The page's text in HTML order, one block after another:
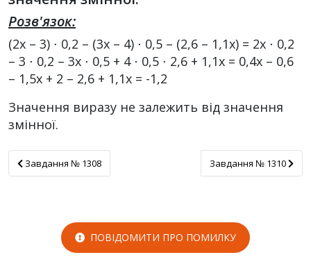
Розв'язок:
(2х – 3) ⋅ 0,2 – (3х – 4) ⋅ 0,5 – (2,6 – 1,1х) = 2х ⋅ 0,2
– 3 ⋅ 0,2 – 3х ⋅ 0,5 + 4 ⋅ 0,5 ⋅ 2,6 + 1,1х = 0,4х – 0,6
– 1,5х + 2 – 2,6 + 1,1х = -1,2
Значення виразу не залежить від значення
змінної.
Завдання № 1308
Завдання № 1308 Завдання № 1310
Завдання № 1310
ПОВІДОМИТИ ПРО ПОМИЛКУ